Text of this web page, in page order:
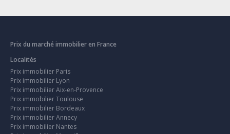
Prix du marché immobilier en France
Localités
Prix immobilier Paris
Prix immobilier Lyon
Prix immobilier Aix-en-Provence
Prix immobilier Toulouse
Prix immobilier Bordeaux
Prix immobilier Annecy
Prix immobilier Nantes